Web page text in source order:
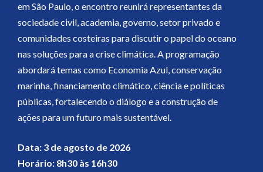
em São Paulo, o encontro reunirá representantes da
sociedade civil, academia, governo, setor privado e
comunidades costeiras para discutir o papel do oceano
nas soluções para a crise climática. A programação
abordará temas como Economia Azul, conservação
marinha, financiamento climático, ciência e políticas
públicas, fortalecendo o diálogo e a construção de
ações para um futuro mais sustentável.
Data: 3 de agosto de 2026
Horário: 8h30 às 16h30